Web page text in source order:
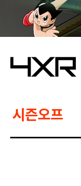
시즌오프